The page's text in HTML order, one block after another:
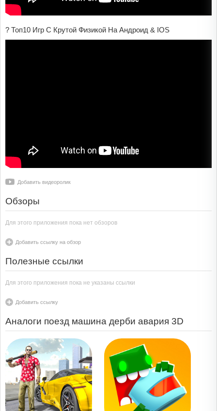
? Топ10 Игр С Крутой Физикой На Андроид & IOS
Добавить видеоролик
Обзоры
Для этого приложения пока нет обзоров
Добавить ссылку на обзор
Полезные ссылки
Для этого приложения пока не указаны ссылки
Добавить ссылку
Аналоги поезд машина дерби авария 3D